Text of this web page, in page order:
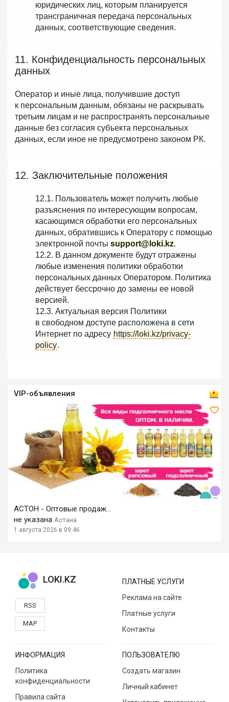
юридических лиц, которым планируется
трансграничная передача персональных
данных, соответствующие сведения.
11. Конфиденциальность персональных
данных
Оператор и иные лица, получившие доступ
к персональным данным, обязаны не раскрывать
третьим лицам и не распространять персональные
данные без согласия субъекта персональных
данных, если иное не предусмотрено законом РК.
12. Заключительные положения
12.1. Пользователь может получить любые
разъяснения по интересующим вопросам,
касающимся обработки его персональных
данных, обратившись к Оператору с помощью
электронной почты support@loki.kz.
12.2. В данном документе будут отражены
любые изменения политики обработки
персональных данных Оператором. Политика
действует бессрочно до замены ее новой
версией.
12.3. Актуальная версия Политики
в свободном доступе расположена в сети
Интернет по адресу https://loki.kz/privacy-
policy.
VIP-объявления
АСТОН - Оптовые продаж...
не указана Астана
1 августа 2026 в 09:46
LOKI.KZ
RSS
MAP
ПЛАТНЫЕ УСЛУГИ
Реклама на сайте
Платные услуги
Контакты
ИНФОРМАЦИЯ
Политика
конфиденциальности
Правила сайта
ПОЛЬЗОВАТЕЛЮ
Создать магазин
Личный кабинет